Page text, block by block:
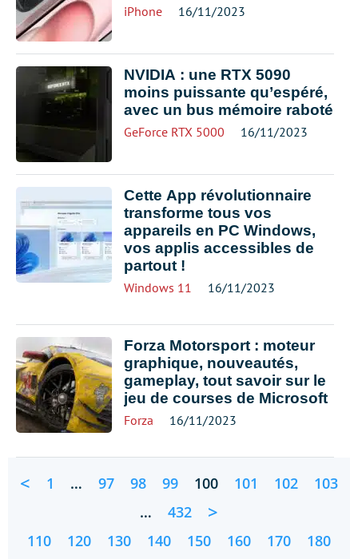
iPhone 16/11/2023
NVIDIA : une RTX 5090
moins puissante qu’espéré,
avec un bus mémoire raboté
GeForce RTX 5000 16/11/2023
Cette App révolutionnaire
transforme tous vos
appareils en PC Windows,
vos applis accessibles de
partout !
Windows 11 16/11/2023
Forza Motorsport : moteur
graphique, nouveautés,
gameplay, tout savoir sur le
jeu de courses de Microsoft
Forza 16/11/2023
< 1 … 97 98 99 100 101 102
103
…
432 >
110 120 130 140 150 160 170
180